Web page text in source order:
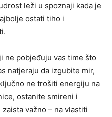
leži u spoznaji kada je
ostati tiho i
ne pobjeđuju vas time što
natjeraju da izgubite mir,
ne trošiti energiju na
ostanite smireni i
važno – na vlastiti